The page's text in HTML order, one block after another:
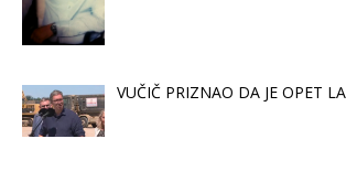
VUČIČ PRIZNAO DA JE OPET